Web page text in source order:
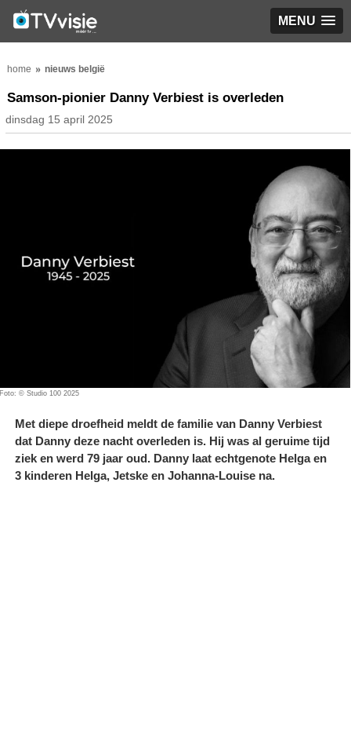
MENU
home nieuws belgië
Samson-pionier Danny Verbiest is overleden
dinsdag 15 april 2025
Foto: © Studio 100 2025
Met diepe droefheid meldt de familie van Danny Verbiest
dat Danny deze nacht overleden is. Hij was al geruime tijd
ziek en werd 79 jaar oud. Danny laat echtgenote Helga en
3 kinderen Helga, Jetske en Johanna-Louise na.